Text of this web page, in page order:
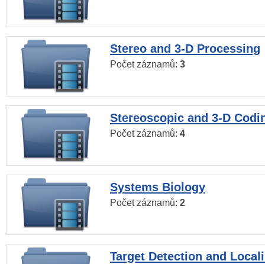
Stereo and 3-D Processing
Počet záznamů: 3
Stereoscopic and 3-D
Počet záznamů: 4
Systems Biology
Počet záznamů: 2
Target Detection and